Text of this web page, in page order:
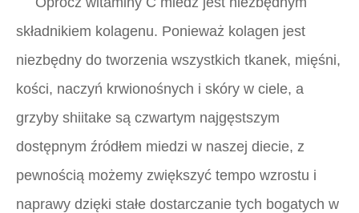
składnikiem kolagenu. Ponieważ kolagen jest
niezbędny do tworzenia wszystkich tkanek, mięśni,
kości, naczyń krwionośnych i skóry w ciele, a
grzyby shiitake są czwartym najgęstszym
dostępnym źródłem miedzi w naszej diecie, z
pewnością możemy zwiększyć tempo wzrostu i
naprawy dzięki stałe dostarczanie tych bogatych w